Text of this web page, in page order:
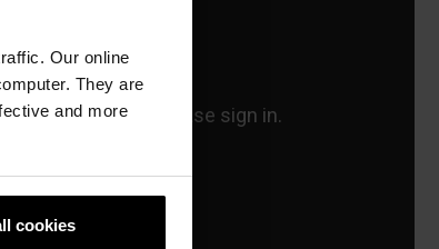
Our online
They are
and more
cookies